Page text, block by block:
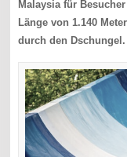
Malaysia für
Länge von 1.140
durch den Dschungel.